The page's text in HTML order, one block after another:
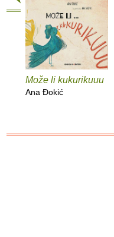
Može li kukurikuuu
Ana Ðokić